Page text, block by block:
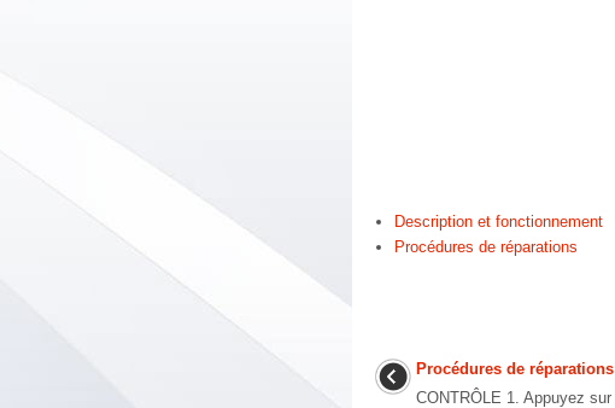
Description et fonctionnement
Procédures de réparations
Procédures de réparations
CONTRÔLE 1. Appuyez